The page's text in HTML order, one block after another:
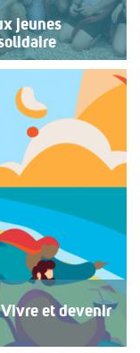
jeunes
l’inclusion
jour des
des
de handicap
et devenir